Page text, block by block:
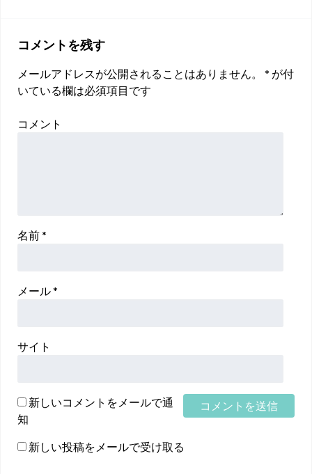
コメントを残す
メールアドレスが公開されることはありません。 * が付
いている欄は必須項目です
コメント
名前*
メール*
サイト
新しいコメントをメールで通
知
新しい投稿をメールで受け取る